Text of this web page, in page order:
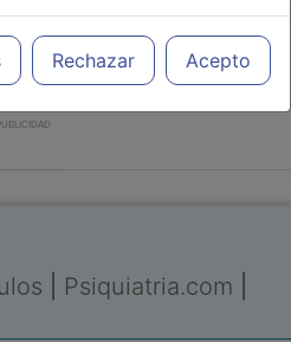
responsabilidad de los
medicamentos y decidir, en
más adecuado a las
Rechazar Acepto
Psiquiatria.com